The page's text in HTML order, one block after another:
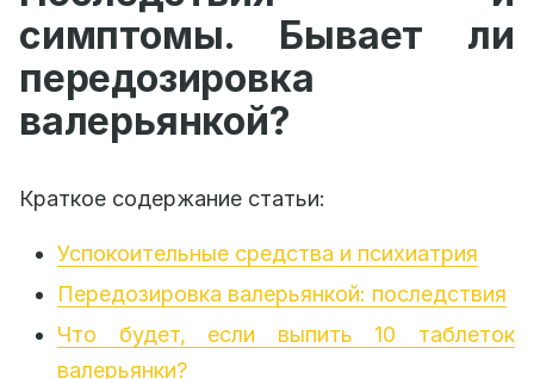
симптомы. Бывает ли
передозировка
валерьянкой?
Краткое содержание статьи:
Успокоительные средства и психиатрия
Передозировка валерьянкой: последствия
Что будет, если выпить 10 таблеток
валерьянки?